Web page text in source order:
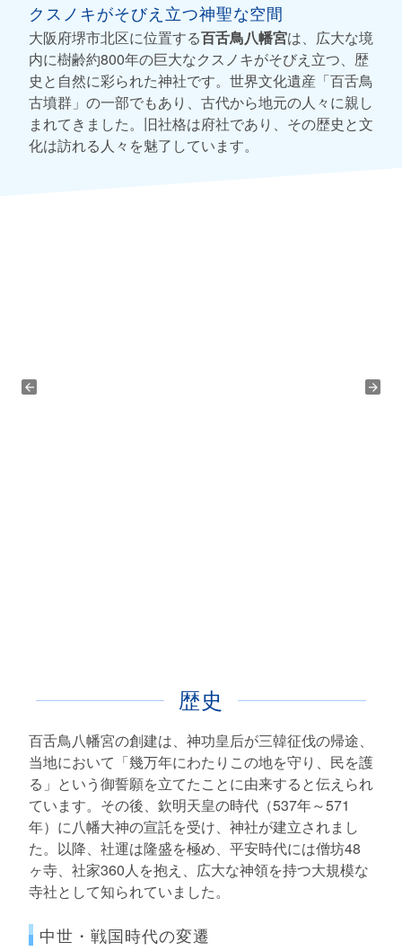
クスノキがそびえ立つ神聖な空間
大阪府堺市北区に位置する百舌鳥八幡宮は、広大な境
内に樹齢約800年の巨大なクスノキがそびえ立つ、歴
史と自然に彩られた神社です。世界文化遺産「百舌鳥
古墳群」の一部でもあり、古代から地元の人々に親し
まれてきました。旧社格は府社であり、その歴史と文
化は訪れる人々を魅了しています。
歴史
百舌鳥八幡宮の創建は、神功皇后が三韓征伐の帰途、
当地において「幾万年にわたりこの地を守り、民を護
る」という御誓願を立てたことに由来すると伝えられ
ています。その後、欽明天皇の時代（537年～571
年）に八幡大神の宣託を受け、神社が建立されまし
た。以降、社運は隆盛を極め、平安時代には僧坊48
ヶ寺、社家360人を抱え、広大な神領を持つ大規模な
寺社として知られていました。
中世・戦国時代の変遷